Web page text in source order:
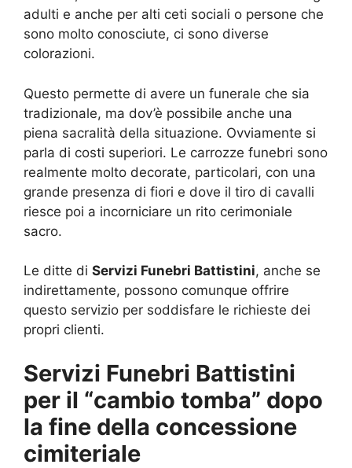
adulti e anche per alti ceti sociali o persone che
sono molto conosciute, ci sono diverse
colorazioni.
Questo permette di avere un funerale che sia
tradizionale, ma dov’è possibile anche una
piena sacralità della situazione. Ovviamente si
parla di costi superiori. Le carrozze funebri sono
realmente molto decorate, particolari, con una
grande presenza di fiori e dove il tiro di cavalli
riesce poi a incorniciare un rito cerimoniale
sacro.
Le ditte di Servizi Funebri Battistini, anche se
indirettamente, possono comunque offrire
questo servizio per soddisfare le richieste dei
propri clienti.
Servizi Funebri Battistini
per il “cambio tomba” dopo
la fine della concessione
cimiteriale